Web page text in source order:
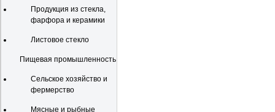
Продукция из стекла,
фарфора и керамики
Листовое стекло
Пищевая промышленность
Сельское хозяйство и
фермерство
Мясные и рыбные